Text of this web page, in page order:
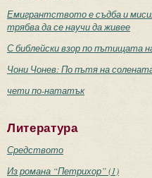
Емигрантството е съдба и
трябва да се научи да живее
С библейски взор по пътищата
Чони Чонев: По пътя на
чети по-нататък
Литература
Средството
Из романа “Петрихор” (1)